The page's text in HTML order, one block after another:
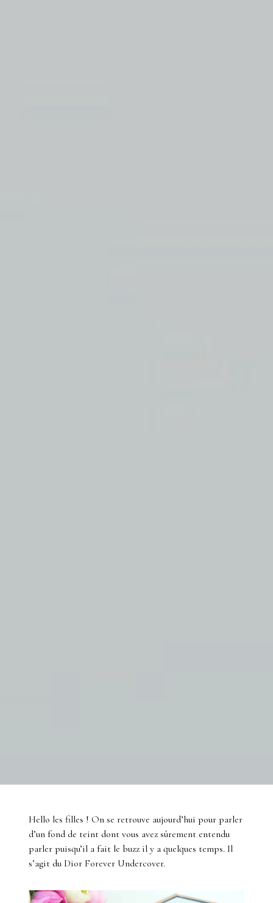
Hello les filles ! On se retrouve aujourd’hui pour parler
d’un fond de teint dont vous avez sûrement entendu
parler puisqu’il a fait le buzz il y a quelques temps. Il
s’agit du Dior Forever Undercover.